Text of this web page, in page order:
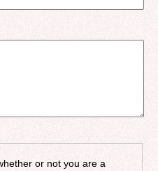
or not you are a